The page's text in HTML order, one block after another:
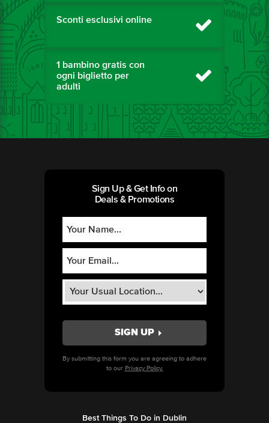
Sconti esclusivi online
1 bambino gratis con
ogni biglietto per
adulti
Sign Up & Get Info on
Deals & Promotions
By submitting this form you are agreeing to adhere
to our Privacy Policy.
Best Things To Do in Dublin